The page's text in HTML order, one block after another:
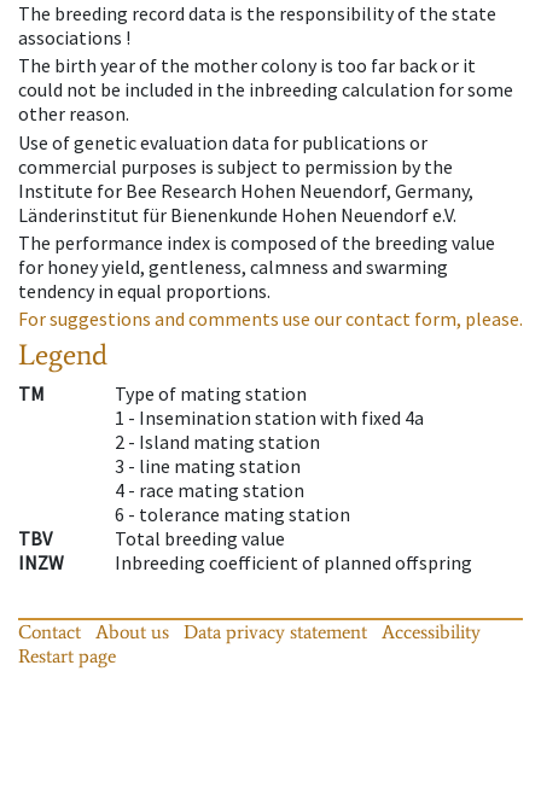
The breeding record data is the responsibility of the state
associations !
The birth year of the mother colony is too far back or it
could not be included in the inbreeding calculation for some
other reason.
Use of genetic evaluation data for publications or
commercial purposes is subject to permission by the
Institute for Bee Research Hohen Neuendorf, Germany,
Länderinstitut für Bienenkunde Hohen Neuendorf e.V.
The performance index is composed of the breeding value
for honey yield, gentleness, calmness and swarming
tendency in equal proportions.
For suggestions and comments use our contact form, please.
Legend
TM
Type of mating station
1 - Insemination station with fixed 4a
2 - Island mating station
3 - line mating station
4 - race mating station
6 - tolerance mating station
TBV
Total breeding value
INZW
Inbreeding coefficient of planned offspring
Contact About us Data privacy statement
Accessibility
Restart page